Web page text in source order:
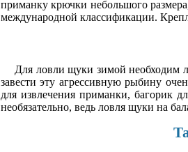
приманку крючки небольшого
международной классификации.
Для ловли щуки зимой необходим
завести эту агрессивную рыбину
для извлечения приманки, багорик
необязательно, ведь ловля щуки на